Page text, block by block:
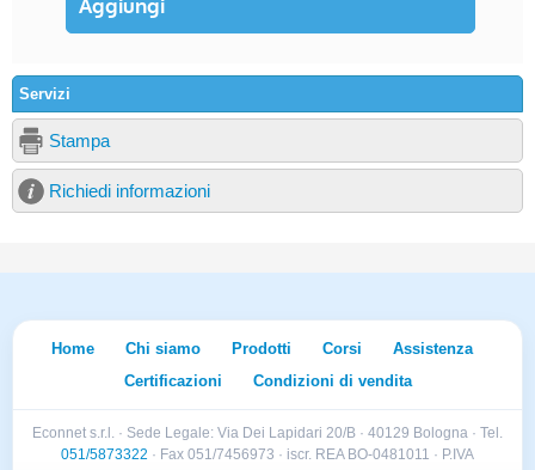
Servizi
Stampa
Richiedi informazioni
Home Chi siamo Prodotti Corsi
Assistenza
Certificazioni
Condizioni di vendita
Econnet s.r.l. · Sede Legale: Via Dei Lapidari 20/B · 40129 Bologna · Tel.
051/5873322 · Fax 051/7456973 · iscr. REA BO-0481011 · P.IVA